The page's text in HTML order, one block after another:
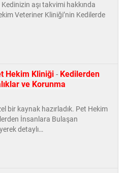
aşı takvimi hakkında
Veteriner Kliniği’nin Kedilerde
Hekim Kliniği - Kedilerden
ve Korunma
bir kaynak hazırladık. Pet Hekim
İnsanlara Bulaşan
detaylı…